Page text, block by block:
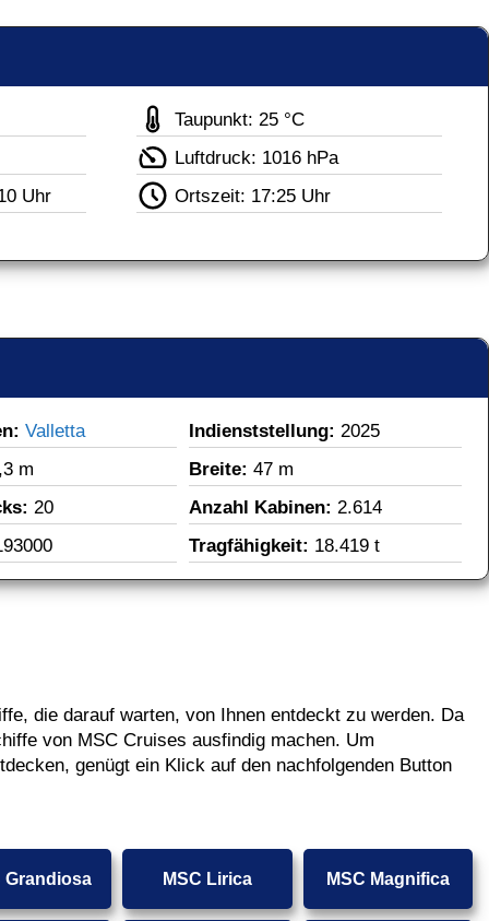
Taupunkt: 25 °C
Luftdruck: 1016 hPa
Uhr
Ortszeit: 17:25 Uhr
Valletta Indienststellung: 2025
m
Breite: 47 m
20 Anzahl Kabinen: 2.614
Tragfähigkeit: 18.419 t
die darauf warten, von Ihnen entdeckt zu werden. Da
von MSC Cruises ausfindig machen. Um
genügt ein Klick auf den nachfolgenden Button
Grandiosa MSC Lirica MSC Magnifica